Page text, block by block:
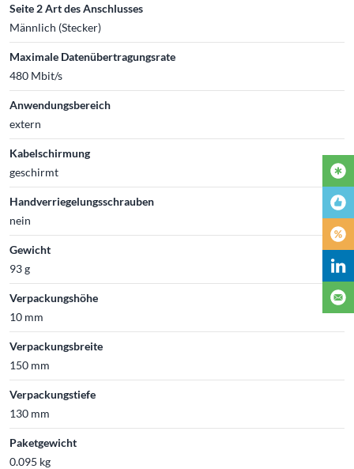
Seite 2 Art des Anschlusses
Männlich (Stecker)
Maximale Datenübertragungsrate
480 Mbit/s
Anwendungsbereich
extern
Kabelschirmung
geschirmt
Handverriegelungsschrauben
nein
Gewicht
93 g
Verpackungshöhe
10 mm
Verpackungsbreite
150 mm
Verpackungstiefe
130 mm
Paketgewicht
0.095 kg